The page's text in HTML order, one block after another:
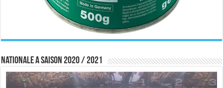
Nationale A saison 2020 / 2021